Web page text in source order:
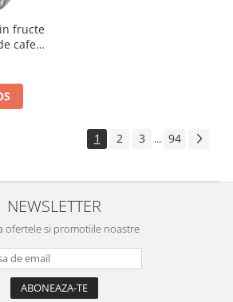
fructe
cafea,
1 2 3 ... 94
NEWSLETTER
ofertele si promotiile noastre